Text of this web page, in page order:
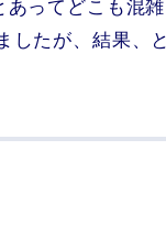
あってどこも混
したが、結果、